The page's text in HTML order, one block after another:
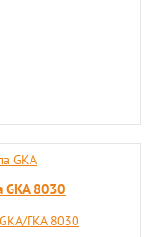
GKA 8030
ГКА 8030